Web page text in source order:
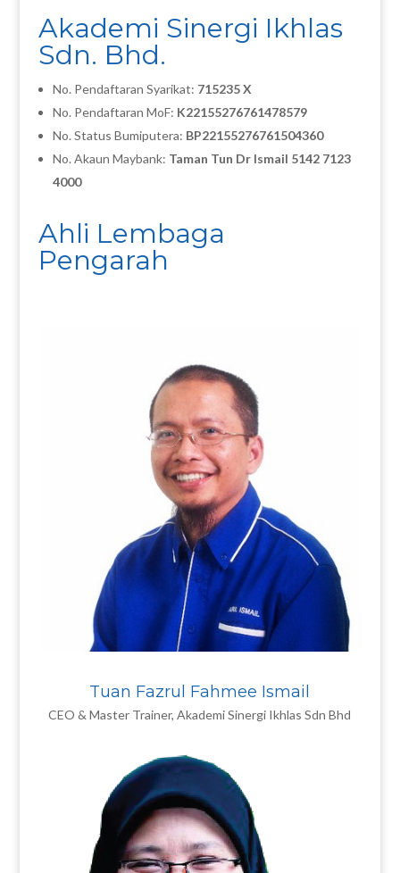
Akademi Sinergi Ikhlas
Sdn. Bhd.
No. Pendaftaran Syarikat: 715235 X
No. Pendaftaran MoF: K22155276761478579
No. Status Bumiputera: BP22155276761504360
No. Akaun Maybank: Taman Tun Dr Ismail 5142 7123
4000
Ahli Lembaga
Pengarah
Tuan Fazrul Fahmee Ismail
CEO & Master Trainer, Akademi Sinergi Ikhlas Sdn Bhd